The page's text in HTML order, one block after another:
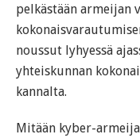
pelkästään armeijan
noussut lyhyessä
yhteiskunnan
kannalta.
Mitään kyber-